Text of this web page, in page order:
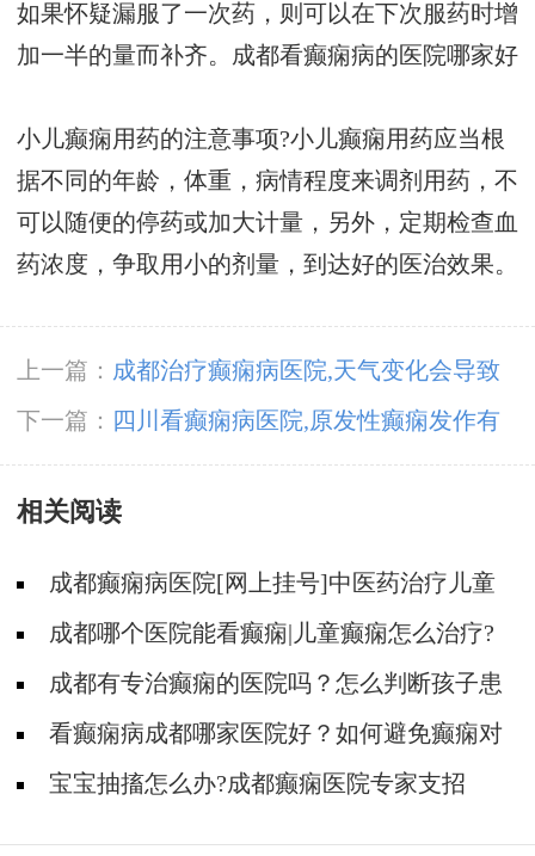
如果怀疑漏服了一次药，则可以在下次服药时增
加一半的量而补齐。 成都看癫痫病的医院哪家好
小儿癫痫用药的注意事项?小儿癫痫用药应当根
据不同的年龄，体重，病情程度来调剂用药，不
可以随便的停药或加大计量，另外，定期检查血
药浓度，争取用小的剂量，到达好的医治效果。
上一篇： 成都治疗癫痫病医院,天气变化会导致
癫痫病发作吗?
下一篇：
四川看癫痫病医院,原发性癫痫发作有
什么表现?
相关阅读
成都癫痫病医院[网上挂号]中医药治疗儿童
癫痫的费用是多少?
成都哪个医院能看癫痫|儿童癫痫怎么治疗?
成都有专治癫痫的医院吗？怎么判断孩子患
了癫痫？
看癫痫病成都哪家医院好？如何避免癫痫对
孩子的危害？
宝宝抽搐怎么办?成都癫痫医院专家支招